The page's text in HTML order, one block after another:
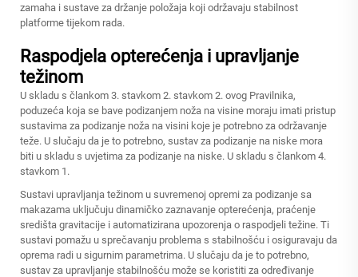
zamaha i sustave za držanje položaja koji održavaju stabilnost
platforme tijekom rada.
Raspodjela opterećenja i upravljanje
težinom
U skladu s člankom 3. stavkom 2. stavkom 2. ovog Pravilnika,
poduzeća koja se bave podizanjem noža na visine moraju imati pristup
sustavima za podizanje noža na visini koje je potrebno za održavanje
teže. U slučaju da je to potrebno, sustav za podizanje na niske mora
biti u skladu s uvjetima za podizanje na niske. U skladu s člankom 4.
stavkom 1.
Sustavi upravljanja težinom u suvremenoj opremi za podizanje sa
makazama uključuju dinamičko zaznavanje opterećenja, praćenje
središta gravitacije i automatizirana upozorenja o raspodjeli težine. Ti
sustavi pomažu u sprečavanju problema s stabilnošću i osiguravaju da
oprema radi u sigurnim parametrima. U slučaju da je to potrebno,
sustav za upravljanje stabilnošću može se koristiti za određivanje